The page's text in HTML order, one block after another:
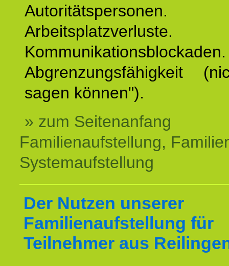
Autoritätspersonen.
Arbeitsplatzverluste.
Abgrenzungsfähigkeit
sagen können").
» zum Seitenanfang
Familienaufstellung,
Systemaufstellung
Der Nutzen unserer
Familienaufstellung für
Teilnehmer aus